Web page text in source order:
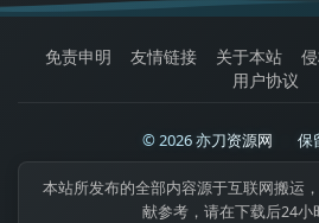
免责申明 友情链接 关于本站
用户协议
© 2026 亦刀资源网 保
本站所发布的全部内容源于互联网搬运
献参考，请在下载后24小